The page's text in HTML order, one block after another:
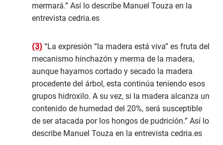
mermará.” Así lo describe Manuel Touza en la
entrevista cedria.es
(3) “La expresión “la madera está viva” es fruta del
mecanismo hinchazón y merma de la madera,
aunque hayamos cortado y secado la madera
procedente del árbol, esta continúa teniendo esos
grupos hidroxilo. A su vez, si la madera alcanza un
contenido de humedad del 20%, será susceptible
de ser atacada por los hongos de pudrición.” Así lo
describe Manuel Touza en la entrevista cedria.es